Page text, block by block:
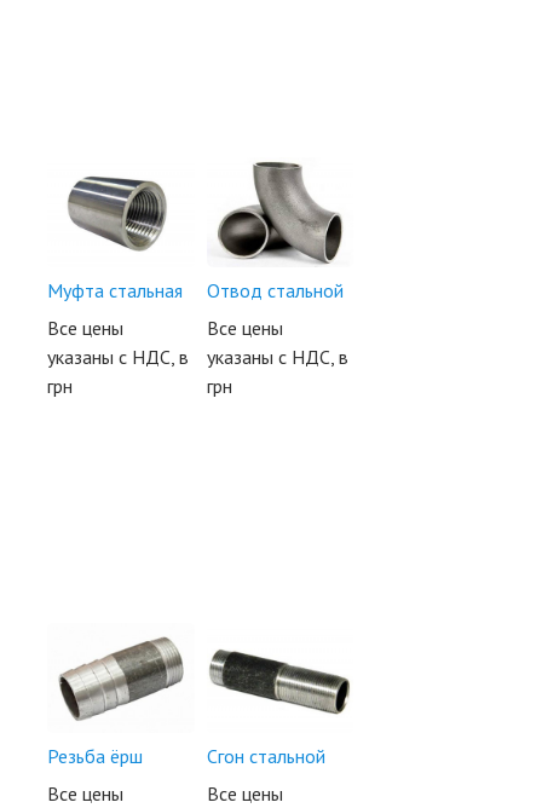
Муфта стальная
Все цены
указаны с НДС, в
грн
Отвод стальной
Все цены
указаны с НДС, в
грн
Резьба ёрш
Все цены
Сгон стальной
Все цены